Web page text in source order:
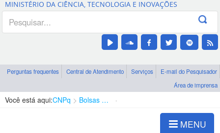
Canais
MINISTÉRIO DA CIÊNCIA, TECNOLOGIA E INOVAÇÕES
Perguntas frequentes Central de Atendimento Serviços
E-mail do Pesquisador
Área de imprensa
Você está aqui:CNPq Bolsas e Auxílios Vigentes
MENU